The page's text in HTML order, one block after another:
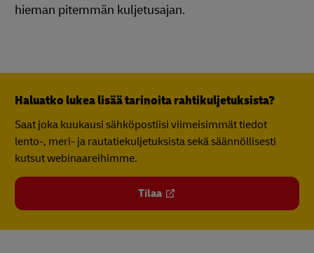
hieman pitemmän kuljetusajan.
Haluatko lukea lisää tarinoita rahtikuljetuksista?
Saat joka kuukausi sähköpostiisi viimeisimmät tiedot
lento-, meri- ja rautatiekuljetuksista sekä säännöllisesti
kutsut webinaareihimme.
Tilaa